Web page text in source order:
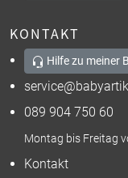
KONTAKT
Hilfe zu meiner
089 904 750 60
Montag bis Freitag
Kontakt